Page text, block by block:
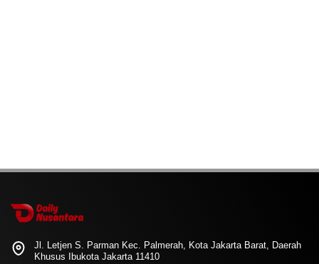
Jl. Letjen S. Parman Kec. Palmerah, Kota Jakarta Barat, Daerah
Khusus Ibukota Jakarta 11410